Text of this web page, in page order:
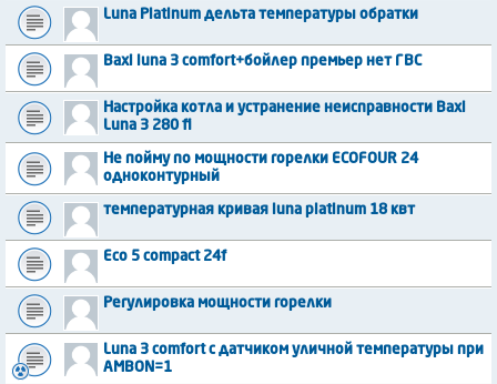
Luna Platinum дельта температуры обратки
Baxi luna 3 comfort+бойлер премьер нет ГВС
Настройка котла и устранение неисправности Baxi
Luna 3 280 fi
Не пойму по мощности горелки ECOFOUR 24
одноконтурный
температурная кривая luna platinum 18 квт
Eco 5 compact 24f
Регулировка мощности горелки
Luna 3 comfort с датчиком уличной температуры при
AMBON=1